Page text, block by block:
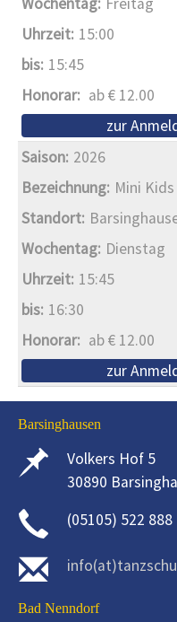
15:00
15:45
ab € 12.00
zur
2026
Mini Kids
Dienstag
15:45
16:30
ab € 12.00
zur
Barsinghausen
Volkers Hof 5
30890
(05105) 522 888
Bad Nenndorf